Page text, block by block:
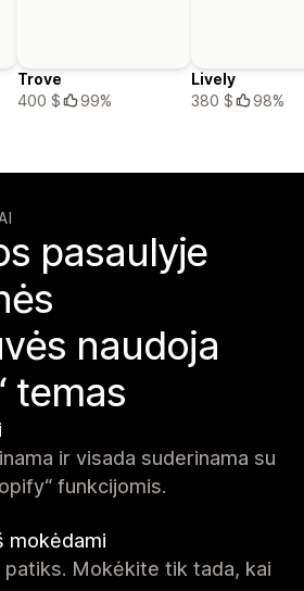
Trove
400 $
99%
Lively
380 $
98%
pasaulyje
naudoja
temas
ir visada suderinama su
funkcijomis.
mokėdami
Mokėkite tik tada, kai